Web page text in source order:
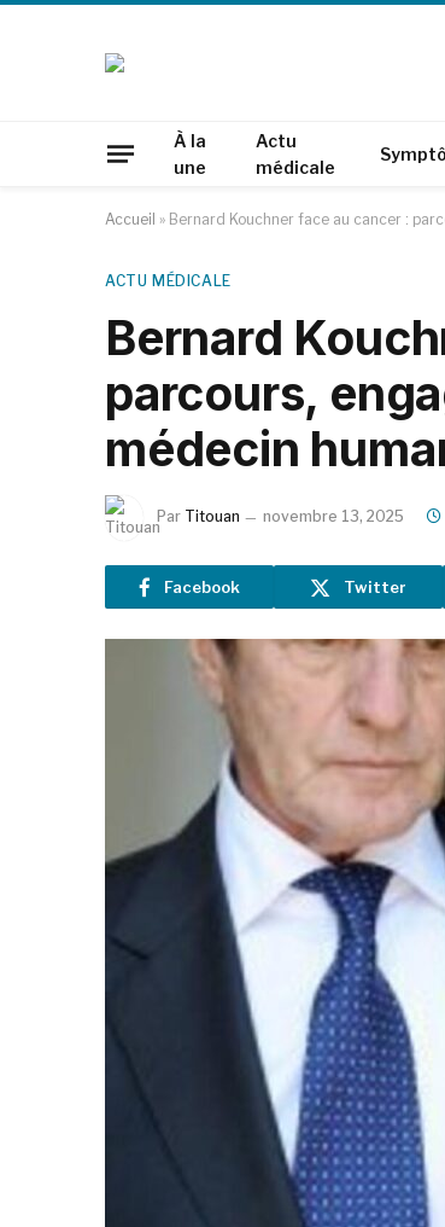
À la
une
Actu
médicale
Accueil » Bernard Kouchner face au cancer :
ACTU MÉDICALE
Bernard
parcours,
médecin
Par Titouan novembre 13, 2025
Facebook Twitter